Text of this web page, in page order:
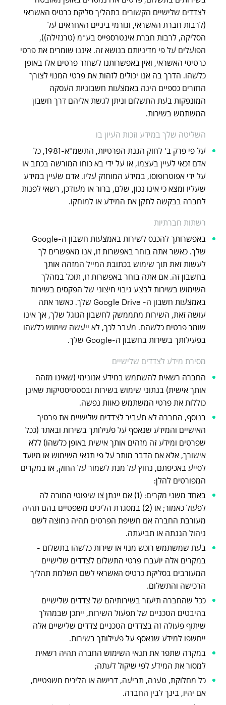
לצדדים שלישיים הקשורים בתהליך סליקת כרטיס האשראי
(לרבות חברת האשראי, וגורמי ביניים האחראים על
הסליקה, לרבות חברת אינטרספייס בע"מ (טרנזילה)),
הפועלים על פי מדיניותם בנושא זה. איננו שומרים את פרטי
כרטיסי האשראי, ואין באפשרותנו לשחזר פרטים אלו באופן
כלשהו. הדרך בה אנו יכולים לזהות את פרטי המנוי לצורך
החזרים כספיים הינה באמצעות חשבוניות העסקה
המונפקות בעת התשלום וניתן לגשת אליהם דרך חשבון
המשתמש בשירות.
השליטה שלך במידע וזכות העיון בו
על פי פרק ב' לחוק הגנת הפרטיות, התשמ"א-1981, כל
אדם זכאי לעיין בעצמו, או על ידי בא כוחו המורשה בכתב או
על ידי אפוטרופוסו, במידע המוחזק עליו. אדם שעיין במידע
שעליו ומצא כי אינו נכון, שלם, ברור או מעודכן, רשאי לפנות
לחברה בבקשה לתקן את המידע או למוחקו.
רשתות חברתיות
באפשרותך להכנס לשירות באמצעות חשבון ה-Google
שלך. כאשר אתה בוחר באפשרות זו, אנו מאפשרים לך
לעשות זאת תוך שימוש בכתובת המייל המזהה אותך
בחשבון זה. אם אתה בוחר באפשרות זו, תוכל במהלך
השימוש בשירות לבצע גיבוי חיצוני של הפקסים בשירות
באמצעות חשבון ה- Google Drive שלך. כאשר אתה
עושה זאת, השירות מתממשק לחשבון הגוגל שלך, אך אינו
שומר פרטים כלשהם. מעבר לכך, לא ייעשה שימוש כלשהו
בפעילותך בשירות בחשבון ה-Google שלך.
מסירת מידע לצדדים שלישיים
החברה רשאית להשתמש במידע אנונימי (שאינו מזהה
אותך אישית) בנתוני שימוש בשירות ובסטטיסטיקות שאינן
כוללות את פרטי המשתמש כאוות נפשה.
בנוסף, החברה לא תעביר לצדדים שלישיים את פרטיך
האישיים והמידע שנאסף על פעילותך בשירות ובאתר (ככל
שפרטים ומידע זה מזהים אותך אישית באופן כלשהו) ללא
אישורך, אלא אם הדבר מותר על פי תנאי השימוש או מיועד
לסייע באכיפתם, נחוץ על מנת לשמור על החוק, או במקרים
המפורטים להלן:
באחד משני מקרים: (1) אם יינתן צו שיפוטי המורה לה
לפעול כאמור; או (2) במסגרת הליכים משפטיים בהם תהיה
מעורבת החברה אם חשיפת הפרטים תהיה נחוצה לשם
ניהול הגנתה או תביעתה.
בעת שמשתמש רוכש מנוי או שירות כלשהו בתשלום -
במקרים אלה יועברו פרטי התשלום לצדדים שלישיים
המעורבים בסליקת כרטיס האשראי לשם השלמת תהליך
הרכישה והתשלום.
ככל שהחברה תיעזר בשירותיהם של צדדים שלישיים
בהיבטים הטכניים של תפעול השירות, ייתכן שבמהלך
שיתוף פעולה זה בצדדים הטכניים צדדים שלישיים אלה
ייחשפו למידע שנאסף על פעילותך בשירות.
במקרה שתפר את תנאי השימוש החברה תהיה רשאית
למסור את המידע לפי שיקול דעתה;
כל מחלוקת, טענה, תביעה, דרישה או הליכים משפטיים,
אם יהיו, בינך לבין החברה.